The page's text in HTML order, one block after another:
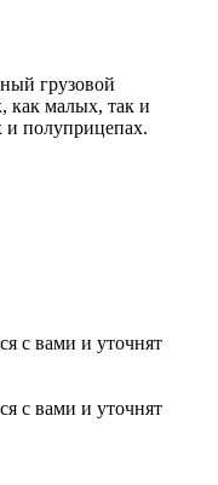
грузовой
как малых, так и
и полуприцепах.
с вами и уточнят
с вами и уточнят